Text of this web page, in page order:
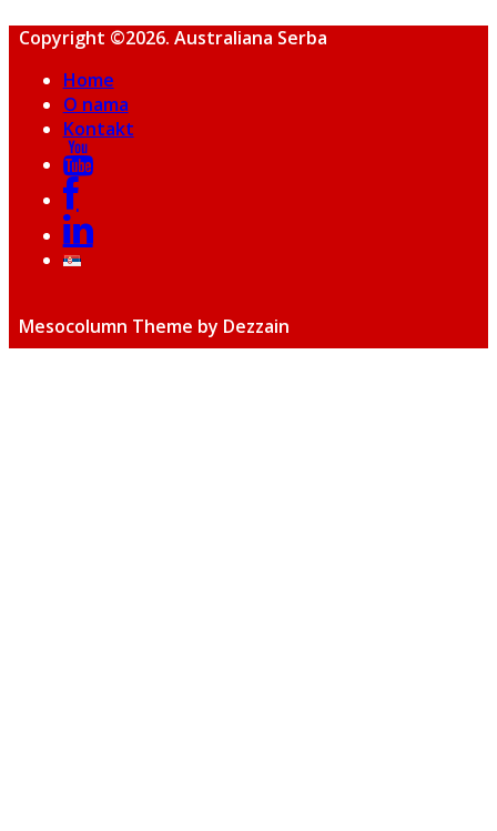
Copyright ©2026. Australiana Serba
Home
O nama
Kontakt
Mesocolumn Theme by Dezzain